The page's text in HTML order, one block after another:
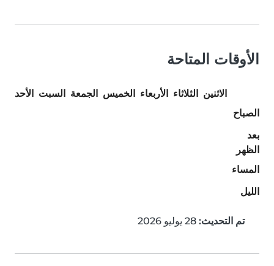
الأوقات المتاحة
الاثنين الثلاثاء الأربعاء الخميس الجمعة السبت
الأحد
الصباح
بعد
الظهر
المساء
الليل
تم التحديث: